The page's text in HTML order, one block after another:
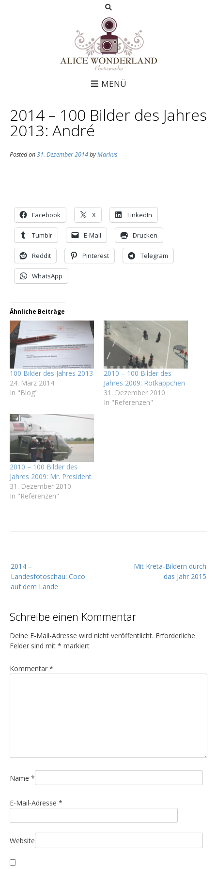
MENÜ
2014 – 100 Bilder des Jahres
2013: André
Posted on31. Dezember 2014byMarkus
Facebook X LinkedIn
Tumblr E-Mail Drucken
Reddit Pinterest Telegram
WhatsApp
Ähnliche Beiträge
100 Bilder des Jahres 2013
24. März 2014
In "Blog"
2010 – 100 Bilder des
Jahres 2009: Rotkäppchen
31. Dezember 2010
In "Referenzen"
2010 – 100 Bilder des
Jahres 2009: Mr. President
31. Dezember 2010
In "Referenzen"
e
i
r
a
g
s
n
a
i
o
Mit Kreta-Bildern durch
das Jahr 2015
2014 –
Landesfotoschau: Coco
auf dem Lande
Schreibe einen Kommentar
Deine E-Mail-Adresse wird nicht veröffentlicht. Erforderliche
Felder sind mit * markiert
Kommentar *
Name *
E-Mail-Adresse *
Website